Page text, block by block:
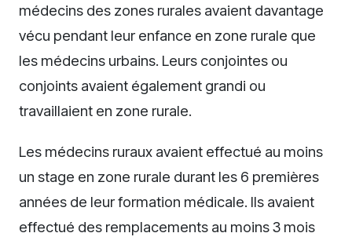
médecins des zones rurales avaient davantage
vécu pendant leur enfance en zone rurale que
les médecins urbains. Leurs conjointes ou
conjoints avaient également grandi ou
travaillaient en zone rurale.
Les médecins ruraux avaient effectué au moins
un stage en zone rurale durant les 6 premières
années de leur formation médicale. Ils avaient
effectué des remplacements au moins 3 mois